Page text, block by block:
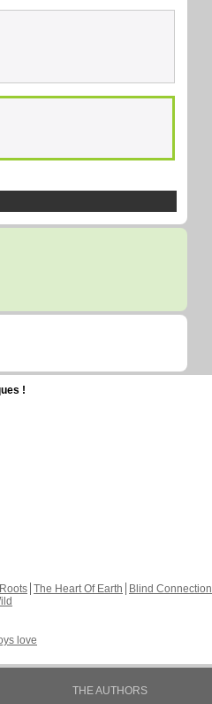
!
The Heart Of Earth Blind Connection
love
THE AUTHORS